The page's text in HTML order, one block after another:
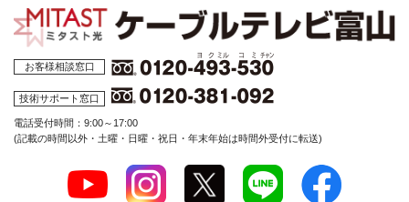
お客様相談窓口
技術サポート窓口
電話受付時間：9:00～17:00
(記載の時間以外・土曜・日曜・祝日・年末年始は時間外受付に転送)